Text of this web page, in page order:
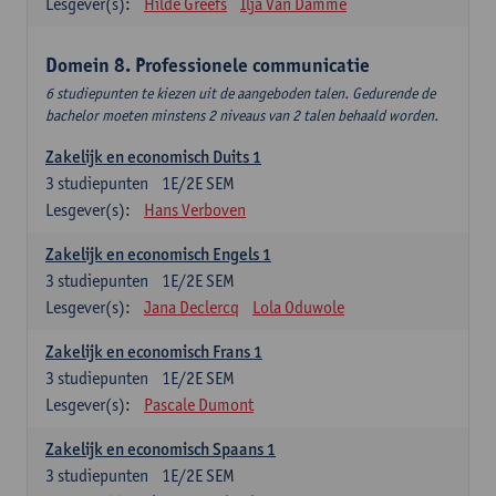
Domein 8. Professionele communicatie
6 studiepunten te kiezen uit de aangeboden talen. Gedurende de
bachelor moeten minstens 2 niveaus van 2 talen behaald worden.
Zakelijk en economisch Duits 1
1E/2E SEM
3 studiepunten
Lesgever(s):
Hans Verboven
Zakelijk en economisch Engels 1
1E/2E SEM
3 studiepunten
Lesgever(s):
Jana Declercq Lola Oduwole
Zakelijk en economisch Frans 1
1E/2E SEM
3 studiepunten
Lesgever(s):
Pascale Dumont
Zakelijk en economisch Spaans 1
1E/2E SEM
3 studiepunten